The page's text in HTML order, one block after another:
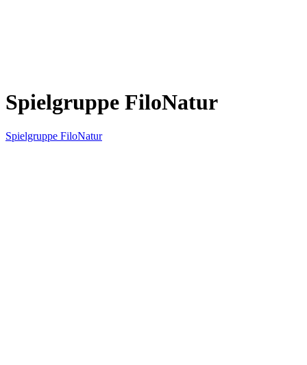
Spielgruppe FiloNatur
Spielgruppe FiloNatur